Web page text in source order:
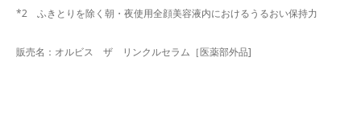
*2 ふきとりを除く朝・夜使用全顔美容液内におけるうるおい保持力
販売名：オルビス ザ リンクルセラム［医薬部外品]